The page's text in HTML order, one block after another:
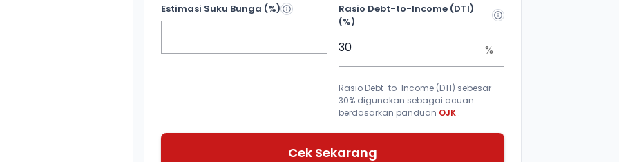
Estimasi Suku Bunga (%)
Rasio Debt-to-Income (DTI)
(%)
%
Rasio Debt-to-Income (DTI) sebesar
30% digunakan sebagai acuan
berdasarkan panduan OJK .
Cek Sekarang